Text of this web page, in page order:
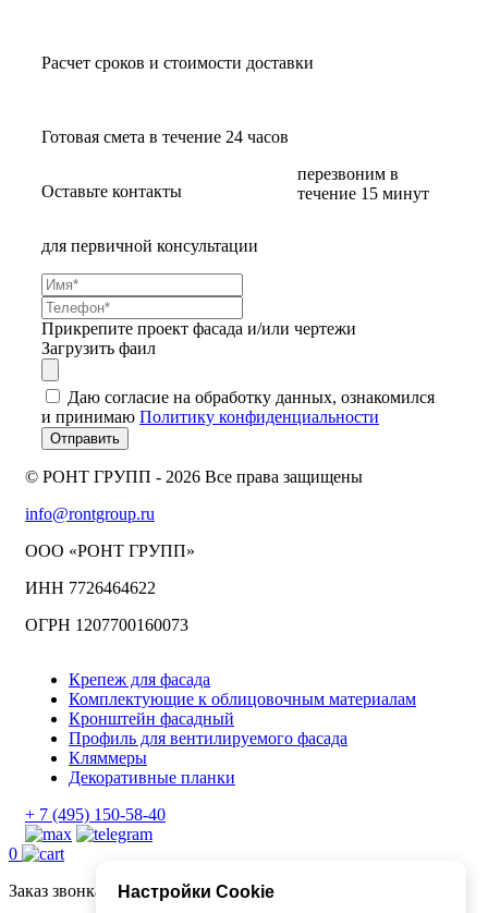
Расчет сроков и стоимости доставки
Готовая смета в течение 24 часов
Оставьте контакты
перезвоним в
течение 15 минут
для первичной консультации
Прикрепите проект фасада и/или чертежи
Загрузить фаил
Даю согласие на обработку данных, ознакомился
и принимаю Политику конфиденциальности
Отправить
© РОНТ ГРУПП - 2026 Все права защищены
info@rontgroup.ru
ООО «РОНТ ГРУПП»
ИНН 7726464622
ОГРН 1207700160073
Крепеж для фасада
Комплектующие к облицовочным материалам
Кронштейн фасадный
Профиль для вентилируемого фасада
Кляммеры
Декоративные планки
+ 7 (495) 150-58-40
0
Заказ звонка
Настройки Cookie